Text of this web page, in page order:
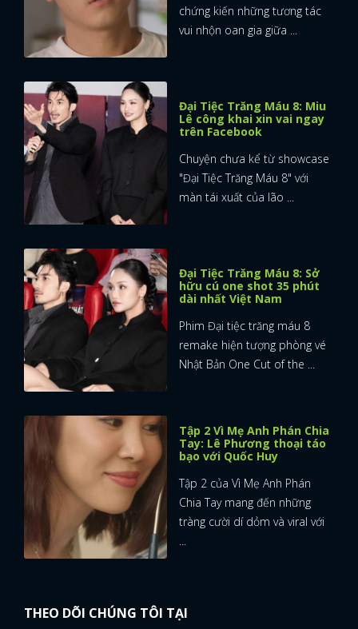
chứng kiến những tương tác
vui nhộn oan gia giữa ...
Đại Tiệc Trăng Máu 8: Miu
Lê công khai xin vai ngay
trên Facebook
Chuyện chưa kể từ showcase
"Đại Tiệc Trăng Máu 8" với
màn tái xuất của lão ...
Đại Tiệc Trăng Máu 8: Sở
hữu cú one shot 35 phút
dài nhất Việt Nam
Phim Đại tiệc trăng máu 8
remake hiện tượng phòng vé
Nhật Bản One Cut of the ...
Tập 2 Vì Mẹ Anh Phán Chia
Tay: Lê Phương thoại táo
bạo với Quốc Huy
Tập 2 của Vì Mẹ Anh Phán
Chia Tay mang đến những
tràng cười dí dỏm và viral với
...
THEO DÕI CHÚNG TÔI TẠI